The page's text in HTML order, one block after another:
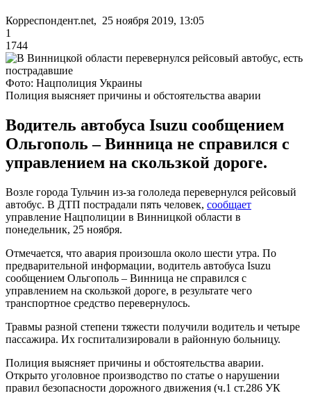
Корреспондент.net, 25 ноября 2019, 13:05
1
1744
Фото: Нацполиция Украины
Полиция выясняет причины и обстоятельства аварии
Водитель автобуса Isuzu сообщением
Ольгополь – Винница не справился с
управлением на скользкой дороге.
Возле города Тульчин из-за гололеда перевернулся рейсовый
автобус. В ДТП пострадали пять человек, сообщает
управление Нацполиции в Винницкой области в
понедельник, 25 ноября.
Отмечается, что авария произошла около шести утра. По
предварительной информации, водитель автобуса Isuzu
сообщением Ольгополь – Винница не справился с
управлением на скользкой дороге, в результате чего
транспортное средство перевернулось.
Травмы разной степени тяжести получили водитель и четыре
пассажира. Их госпитализировали в районную больницу.
Полиция выясняет причины и обстоятельства аварии.
Открыто уголовное производство по статье о нарушении
правил безопасности дорожного движения (ч.1 ст.286 УК